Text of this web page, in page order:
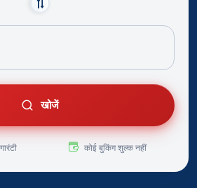
खोजें
कोई बुकिंग शुल्क नहीं